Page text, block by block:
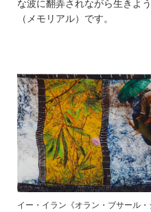
な波に翻弄されながら生きよ
（メモリアル）です。
イー・イラン《オラン・ブサール